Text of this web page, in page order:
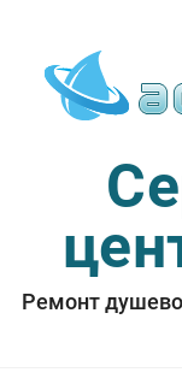
content
Ремонт